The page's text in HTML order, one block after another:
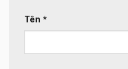
Tên *